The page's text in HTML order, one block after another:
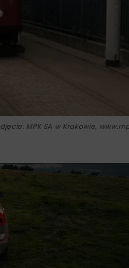
MPK SA w Krakowie,